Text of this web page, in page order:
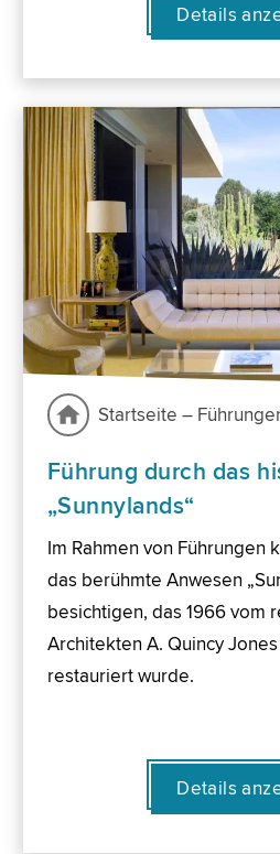
Details
Startseite –
Führung durch das
„Sunnylands“
Im Rahmen von Führungen
das berühmte Anwesen
besichtigen, das 1966 vom
Architekten A. Quincy
restauriert wurde.
Details